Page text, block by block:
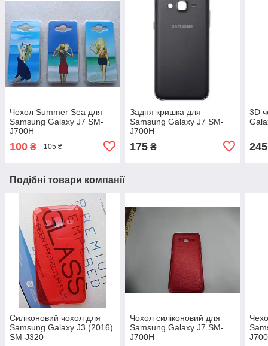
Чехол Summer Sea для
Samsung Galaxy J7 SM-
J700H
100 ₴ 105 ₴
Задня кришка для
Samsung Galaxy J7 SM-
J700H
175₴
3D
245
Подібні товари компанії
Силіконовий чохол для
Samsung Galaxy J3 (2016)
SM-J320
Чохол силіконовий для
Samsung Galaxy J7 SM-
J700H